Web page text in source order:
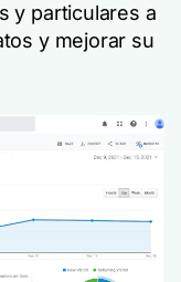
y particulares a
y mejorar su